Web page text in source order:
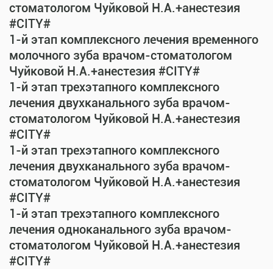
стоматологом Чуйковой Н.А.+анестезия
#CITY#
1-й этап комплексного лечения временного
молочного зуба врачом-стоматологом
Чуйковой Н.А.+анестезия #CITY#
1-й этап трехэтапного комплексного
лечения двухканального зуба врачом-
стоматологом Чуйковой Н.А.+анестезия
#CITY#
1-й этап трехэтапного комплексного
лечения двухканального зуба врачом-
стоматологом Чуйковой Н.А.+анестезия
#CITY#
1-й этап трехэтапного комплексного
лечения одноканального зуба врачом-
стоматологом Чуйковой Н.А.+анестезия
#CITY#